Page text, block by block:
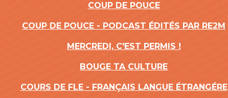
COUP DE POUCE
COUP DE POUCE - PODCAST ÉDITÉS PAR RE2M
MERCREDI, C'EST PERMIS !
BOUGE TA CULTURE
COURS DE FLE - FRANÇAIS LANGUE ÉTRANGÉRE